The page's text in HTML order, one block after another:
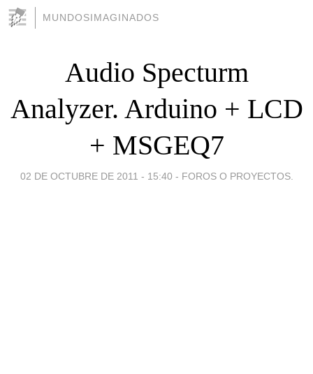
MUNDOSIMAGINADOS
Audio Specturm
Analyzer. Arduino + LCD
+ MSGEQ7
02 DE OCTUBRE DE 2011 - 15:40 - FOROS O PROYECTOS.